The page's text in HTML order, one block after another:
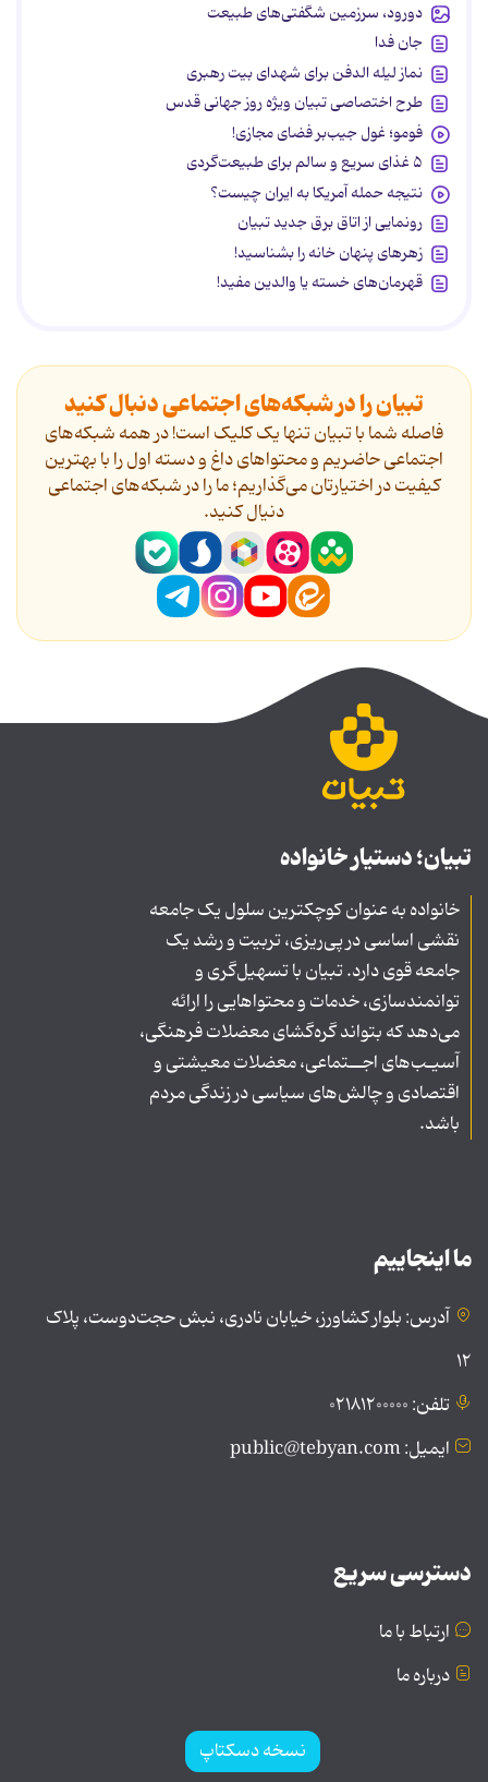
دورود، سرزمین شگفتی‌های طبیعت
جان فدا
نماز لیله الدفن برای شهدای بیت رهبری
طرح اختصاصی تبیان ویژه روز جهانی قدس
فومو؛ غول جیب‌بر فضای مجازی!
۵ غذای سریع و سالم برای طبیعت‌گردی
نتیجه حمله آمریکا به ایران چیست؟
رونمایی از اتاق برق جدید تبیان
زهرهای پنهان خانه را بشناسید!
قهرمان‌های خسته یا والدین مفید!
تبیان را در شبکه‌های اجتماعی دنبال کنید
فاصله شما با تبیان تنها یک کلیک است! در همه شبکه‌های
اجتماعی حاضریم و محتواهای داغ و دسته اول را با بهترین
کیفیت در اختیارتان می‌گذاریم؛ ما را در شبکه‌های اجتماعی
دنیال کنید.
تبیان؛ دستیار خانواده
خانواده به عنوان کوچکترین سلول یک جامعه
نقشی اساسی در پی‌ریزی، تربیت و رشد یک
جامعه قوی دارد. تبیان با تسهیل‌گری و
توانمندسازی، خدمات و محتواهایی را ارائه
می‌دهد که بتواند گره‌گشای معضلات فرهنگی،
آسیـب‌های اجــتماعی، معضلات معیشتی و
اقتصادی و چالش‌های سیاسی در زندگی مردم
باشد.
ما اینجاییم
آدرس: بلوار کشاورز، خیابان نادری، نبش حجت‌دوست، پلاک
۱۲
تلفن: ۰۲۱۸۱۲۰۰۰۰۰
ایمیل: public@tebyan.com
دسترسی سریع
ارتباط با ما
درباره ما
نسخه دسکتاپ